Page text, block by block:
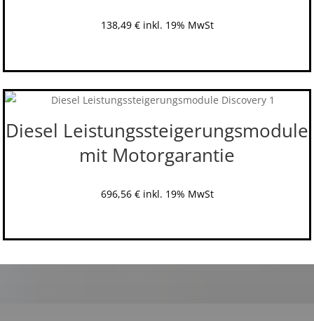
138,49 € inkl. 19% MwSt
Diesel Leistungssteigerungsmodule
mit Motorgarantie
696,56 € inkl. 19% MwSt